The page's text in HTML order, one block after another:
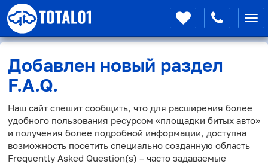
Добавлен новый раздел
F.A.Q.
Наш сайт спешит сообщить, что для расширения более
удобного пользования ресурсом «площадки битых авто»
и получения более подробной информации, доступна
возможность посетить специально созданную область
Frequently Asked Question(s) – часто задаваемые